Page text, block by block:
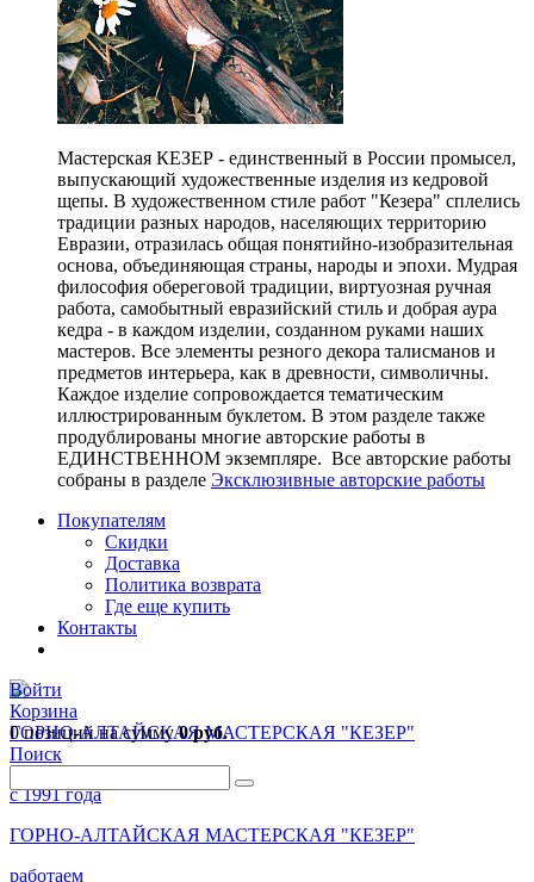
Мастерская КЕЗЕР - единственный в России промысел,
выпускающий художественные изделия из кедровой
щепы. В художественном стиле работ "Кезера" сплелись
традиции разных народов, населяющих территорию
Евразии, отразилась общая понятийно-изобразительная
основа, объединяющая страны, народы и эпохи. Мудрая
философия обереговой традиции, виртуозная ручная
работа, самобытный евразийский стиль и добрая аура
кедра - в каждом изделии, созданном руками наших
мастеров. Все элементы резного декора талисманов и
предметов интерьера, как в древности, символичны.
Каждое изделие сопровождается тематическим
иллюстрированным буклетом. В этом разделе также
продублированы многие авторские работы в
ЕДИНСТВЕННОМ экземпляре. Все авторские работы
собраны в разделе Эксклюзивные авторские работы
Покупателям
Скидки
Доставка
Политика возврата
Где еще купить
Контакты
Войти
Корзина
0 позицийна сумму0 руб.
Поиск
ГОРНО-АЛТАЙСКАЯ МАСТЕРСКАЯ "КЕЗЕР"
работаем
с 1991 года
ГОРНО-АЛТАЙСКАЯ МАСТЕРСКАЯ "КЕЗЕР"
работаем